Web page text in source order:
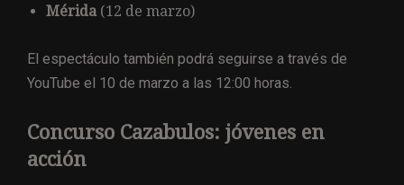
Mérida(12 de marzo)
El espectáculo también podrá seguirse a través de
YouTube el 10 de marzo a las 12:00 horas.
Concurso Cazabulos: jóvenes en
acción